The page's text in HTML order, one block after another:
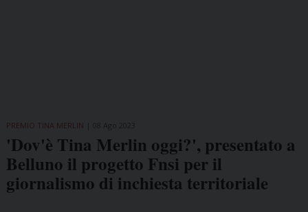
PREMIO TINA MERLIN
'Dov'è Tina Merlin oggi?', presentato a
Belluno il progetto Fnsi per il
giornalismo di inchiesta territoriale